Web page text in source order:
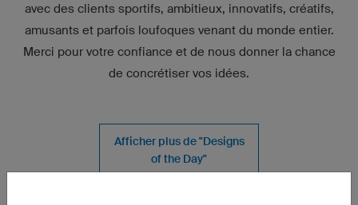
avec des clients sportifs, ambitieux, innovatifs, créatifs,
amusants et parfois loufoques venant du monde entier.
Merci pour votre confiance et de nous donner la chance
de concrétiser vos idées.
Afficher plus de "Designs
of the Day"